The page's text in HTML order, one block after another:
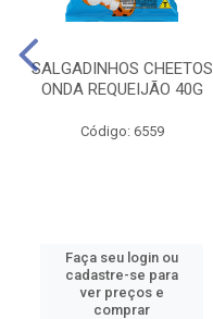
SALGADINHOS CHEETOS
ONDA REQUEIJÃO 40G
Código: 6559
Faça seu login ou
cadastre-se para
ver preços e
comprar